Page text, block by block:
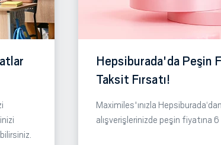
Hepsiburada'da Peşin
Taksit Fırsatı!
Maximiles'ınızla
alışverişlerinizde peşin fiyatına